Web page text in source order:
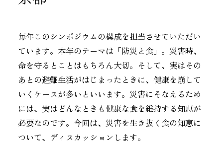
毎年このシンポジウムの構成を担当させていただい
ています。本年のテーマは「防災と食」。災害時、
命を守るとことはもちろん大切。そして、実はその
あとの避難生活がはじまったときに、健康を崩して
いくケースが多いといいます。災害にそなえるため
には、実はどんなときも健康な食を維持する知恵が
必要なのです。今回は、災害を生き抜く食の知恵に
ついて、ディスカッションします。